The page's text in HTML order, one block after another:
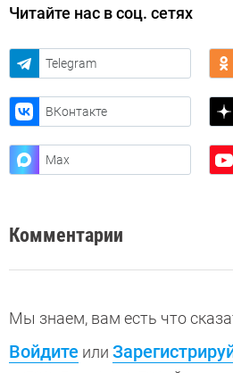
Читайте нас в соц. сетях
Telegram
ВКонтакте
Max
Комментарии
Мы знаем, вам есть что
Войдите или